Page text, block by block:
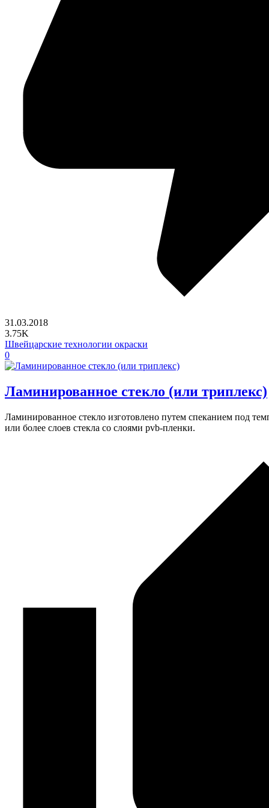
31.03.2018
3.75K
Швейцарские технологии окраски
0
Ламинированное стекло (или триплекс)
Ламинированное стекло изготовлено путем спеканием под
или более слоев стекла со слоями pvb-пленки.